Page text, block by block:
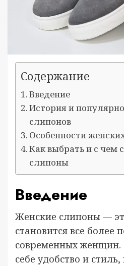
Содержание
Введение
История и
слипонов
Особенности
Как выбрать и с чем
слипоны
Введение
Женские слипоны —
становится все более
современных женщин.
себе удобство и